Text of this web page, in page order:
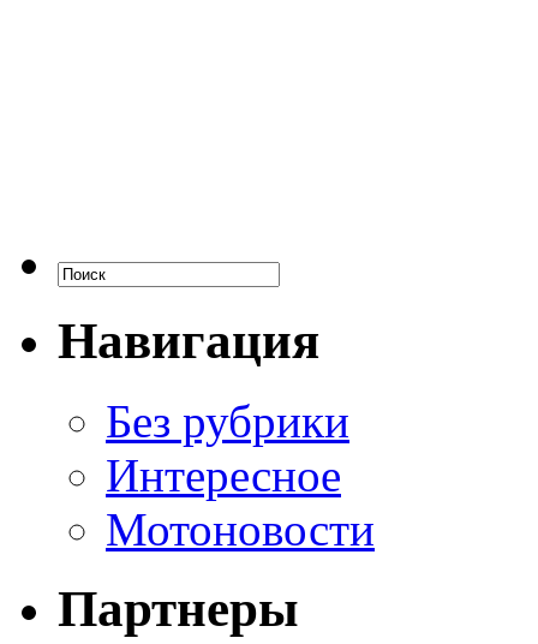
Навигация
Без рубрики
Интересное
Мотоновости
Партнеры